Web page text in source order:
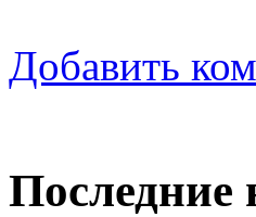
Добавить
Последние